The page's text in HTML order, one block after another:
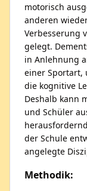
motorisch
anderen
Verbesserung
gelegt.
in Anlehnung
einer Sportart,
die kognitive
Deshalb kann
und Schüler
der Schule
angelegte
Methodik: